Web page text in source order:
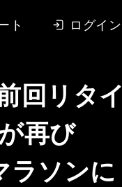
ト ログイン
回リタイ
再び
ラソンに